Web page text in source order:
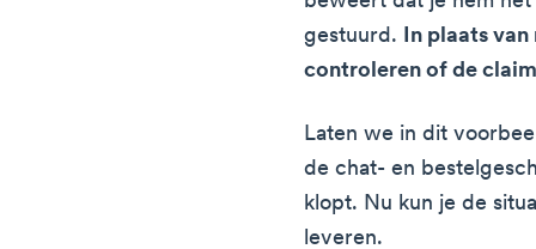
gestuurd. In plaats
controleren of de
Laten we in dit
de chat- en
klopt. Nu kun je de
leveren.